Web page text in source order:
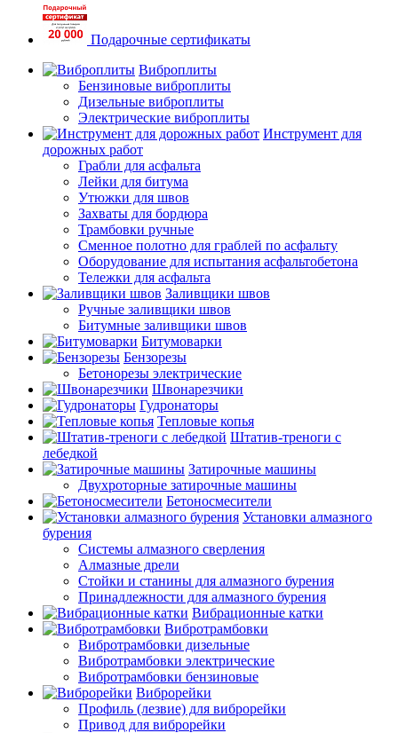
Подарочные сертификаты
Виброплиты
Бензиновые виброплиты
Дизельные виброплиты
Электрические виброплиты
Инструмент для
дорожных работ
Грабли для асфальта
Лейки для битума
Утюжки для швов
Захваты для бордюра
Трамбовки ручные
Сменное полотно для граблей по асфальту
Оборудование для испытания асфальтобетона
Тележки для асфальта
Заливщики швов
Ручные заливщики швов
Битумные заливщики швов
Битумоварки
Бензорезы
Бетонорезы электрические
Швонарезчики
Гудронаторы
Тепловые копья
Штатив-треноги с
лебедкой
Затирочные машины
Двухроторные затирочные машины
Бетоносмесители
Установки алмазного
бурения
Системы алмазного сверления
Алмазные дрели
Стойки и станины для алмазного бурения
Принадлежности для алмазного бурения
Вибрационные катки
Вибротрамбовки
Вибротрамбовки дизельные
Вибротрамбовки электрические
Вибротрамбовки бензиновые
Виброрейки
Профиль (лезвие) для виброрейки
Привод для виброрейки